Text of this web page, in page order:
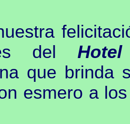
del
que brinda
esmero a